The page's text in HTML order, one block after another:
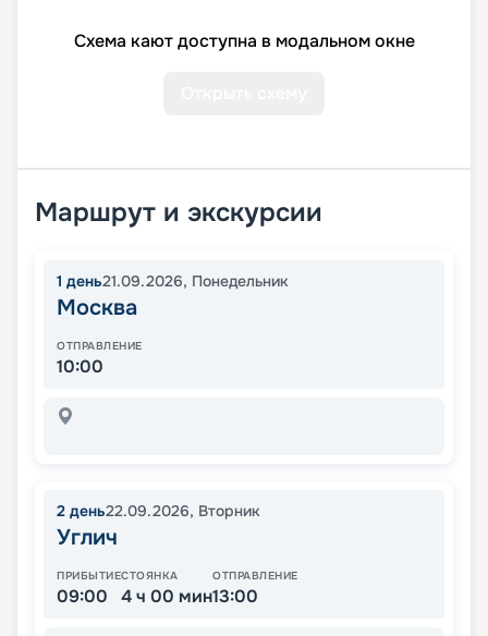
Схема кают доступна в модальном окне
Маршрут и экскурсии
1 день21.09.2026, Понедельник
Москва
ОТПРАВЛЕНИЕ
10:00
2 день22.09.2026, Вторник
Углич
ПРИБЫТИЕ
09:00
СТОЯНКА
4 ч 00 мин
ОТПРАВЛЕНИЕ
13:00